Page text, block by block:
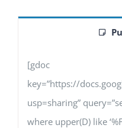
[gdoc
key=”https://
usp=sharing”
where upper(D) like